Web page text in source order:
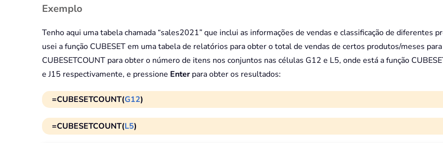
Exemplo
Tenho aqui uma tabela chamada “sales2021” que inclui as informações de vendas e classificação de diferentes
usei a função CUBESET em uma tabela de relatórios para obter o total de vendas de certos produtos/meses
CUBESETCOUNT para obter o número de itens nos conjuntos nas células G12 e L5, onde está a função
e J15 respectivamente, e pressione Enterpara obter os resultados:
=CUBESETCOUNT(G12)
=CUBESETCOUNT(L5)